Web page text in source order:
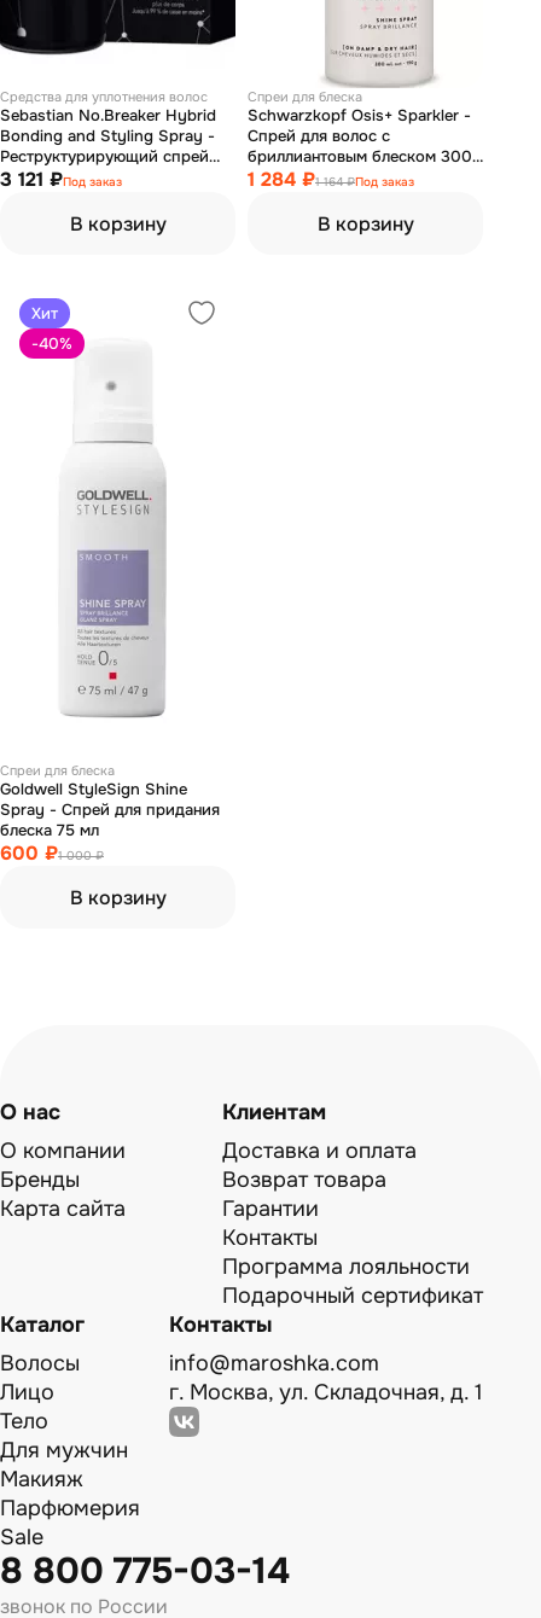
Средства для уплотнения волос
Sebastian No.Breaker Hybrid
Bonding and Styling Spray -
Реструктурирующий спрей
для ухода и стайлинга волос
3 121 ₽Под заказ
В корзину
Спреи для блеска
Schwarzkopf Osis+ Sparkler -
Спрей для волос с
бриллиантовым блеском 300
мл
1 284 ₽1 164 ₽Под заказ
В корзину
Хит
-40%
Спреи для блеска
Goldwell StyleSign Shine
Spray - Спрей для придания
блеска 75 мл
600 ₽1 000 ₽
В корзину
О нас
О компании
Бренды
Карта сайта
Клиентам
Доставка и оплата
Возврат товара
Гарантии
Контакты
Программа лояльности
Подарочный сертификат
Каталог
Волосы
Лицо
Тело
Для мужчин
Макияж
Парфюмерия
Sale
Контакты
info@maroshka.com
г. Москва, ул. Складочная, д. 1
8 800 775-03-14
звонок по России